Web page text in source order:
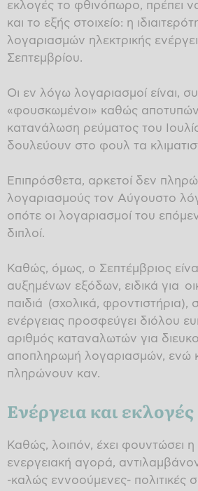
εκλογές το φθινόπωρο, πρέπει
και το εξής στοιχείο: η
λογαριασμών ηλεκτρικής
Σεπτεμβρίου.
Οι εν λόγω λογαριασμοί είναι,
«φουσκωμένοι» καθώς
κατανάλωση ρεύματος του
δουλεύουν στο φουλ τα
Επιπρόσθετα, αρκετοί δεν
λογαριασμούς τον Αύγουστο
οπότε οι λογαριασμοί του
διπλοί.
Καθώς, όμως, ο Σεπτέμβριος
αυξημένων εξόδων, ειδικά για
παιδιά (σχολικά, φροντιστήρια),
ενέργειας προσφεύγει διόλου
αριθμός καταναλωτών για
αποπληρωμή λογαριασμών, ενώ
πληρώνουν καν.
Ενέργεια και εκλογές
Καθώς, λοιπόν, έχει φουντώσει
ενεργειακή αγορά,
-καλώς εννοούμενες- πολιτικές